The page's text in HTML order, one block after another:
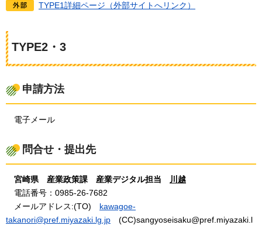
TYPE1詳細ページ（外部サイトへリンク）
TYPE2・3
申請方法
電子メール
問合せ・提出先
宮崎県 産業政策課 産業デジタル担当 川 越
電話番号：0985-26-7682
メールアドレス:(TO) kawagoe-
takanori@pref.miyazaki.lg.jp
(CC)sangyoseisaku@pref.miyazaki.l